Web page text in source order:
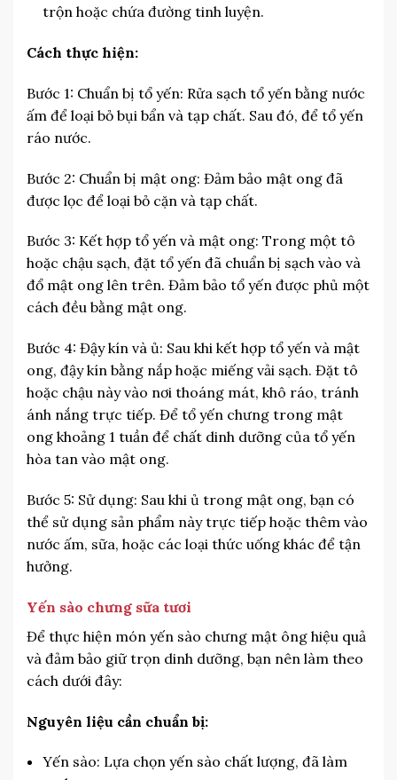
trộn hoặc chứa đường tinh luyện.
Cách thực hiện:
Bước 1: Chuẩn bị tổ yến: Rửa sạch tổ yến bằng nước
ấm để loại bỏ bụi bẩn và tạp chất. Sau đó, để tổ yến
ráo nước.
Bước 2: Chuẩn bị mật ong: Đảm bảo mật ong đã
được lọc để loại bỏ cặn và tạp chất.
Bước 3: Kết hợp tổ yến và mật ong: Trong một tô
hoặc chậu sạch, đặt tổ yến đã chuẩn bị sạch vào và
đổ mật ong lên trên. Đảm bảo tổ yến được phủ một
cách đều bằng mật ong.
Bước 4: Đậy kín và ủ: Sau khi kết hợp tổ yến và mật
ong, đậy kín bằng nắp hoặc miếng vải sạch. Đặt tô
hoặc chậu này vào nơi thoáng mát, khô ráo, tránh
ánh nắng trực tiếp. Để tổ yến chưng trong mật
ong khoảng 1 tuần để chất dinh dưỡng của tổ yến
hòa tan vào mật ong.
Bước 5: Sử dụng: Sau khi ủ trong mật ong, bạn có
thể sử dụng sản phẩm này trực tiếp hoặc thêm vào
nước ấm, sữa, hoặc các loại thức uống khác để tận
hưởng.
Yến sào chưng sữa tươi
Để thực hiện món yến sào chưng mật ông hiệu quả
và đảm bảo giữ trọn dinh dưỡng, bạn nên làm theo
cách dưới đây:
Nguyên liệu cần chuẩn bị:
Yến sào: Lựa chọn yến sào chất lượng, đã làm